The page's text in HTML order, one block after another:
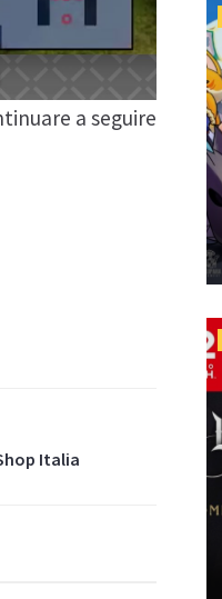
a seguire
Italia